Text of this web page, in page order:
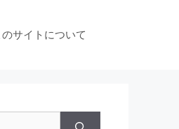
のサイトについて